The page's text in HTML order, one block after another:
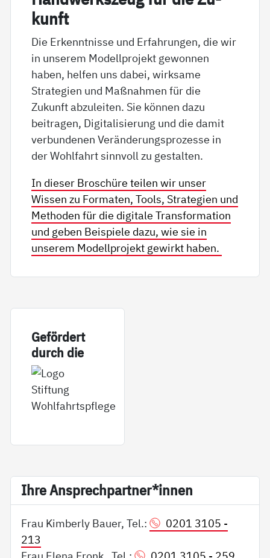
kunft
Die Erkenntnisse und Erfahrungen, die wir
in unserem Modellprojekt gewonnen
haben, helfen uns dabei, wirksame
Strategien und Maßnahmen für die
Zukunft abzuleiten. Sie können dazu
beitragen, Digitalisierung und die damit
verbundenen Veränderungsprozesse in
der Wohlfahrt sinnvoll zu gestalten.
In dieser Broschüre teilen wir unser
Wissen zu Formaten, Tools, Strategien und
Methoden für die digitale Transformation
und geben Beispiele dazu, wie sie in
unserem Modellprojekt gewirkt haben.
Ge­för­dert
durch die
Ih­re An­sp­rech­part­ner*in­nen
Frau Kimberly Bauer, Tel.:
0201 3105 -
213